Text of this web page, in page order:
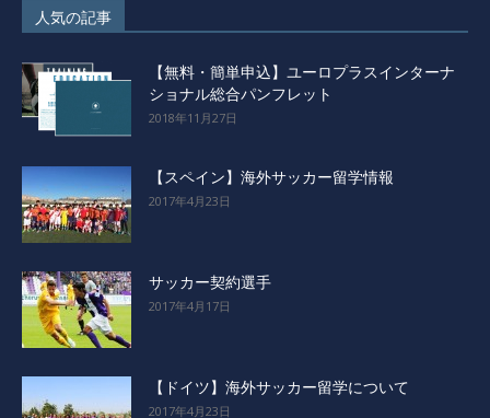
人気の記事
【無料・簡単申込】ユーロプラスインターナ
ショナル総合パンフレット
2018年11月27日
【スペイン】海外サッカー留学情報
2017年4月23日
サッカー契約選手
2017年4月17日
【ドイツ】海外サッカー留学について
2017年4月23日